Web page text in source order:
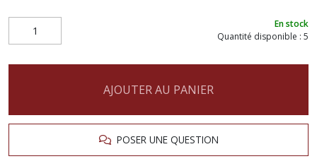
En stock
Quantité disponible : 5
AJOUTER AU PANIER
POSER UNE QUESTION